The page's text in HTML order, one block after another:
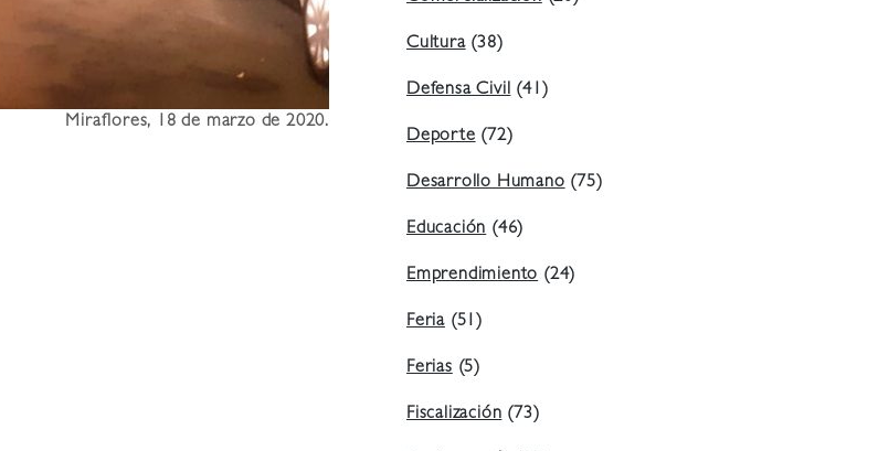
Miraflores, 18 de marzo de 2020.
Cultura(38)
Defensa Civil(41)
Deporte(72)
Desarrollo Humano(75)
Educación(46)
Emprendimiento(24)
Feria (51)
Ferias(5)
Fiscalización(73)